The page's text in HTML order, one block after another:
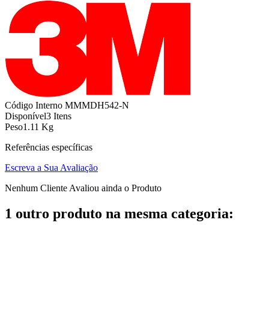
Código Interno MMMDH542-N
Disponível3 Itens
Peso1.11 Kg
Referências específicas
Escreva a Sua Avaliação
Nenhum Cliente Avaliou ainda o Produto
1 outro produto na mesma categoria: